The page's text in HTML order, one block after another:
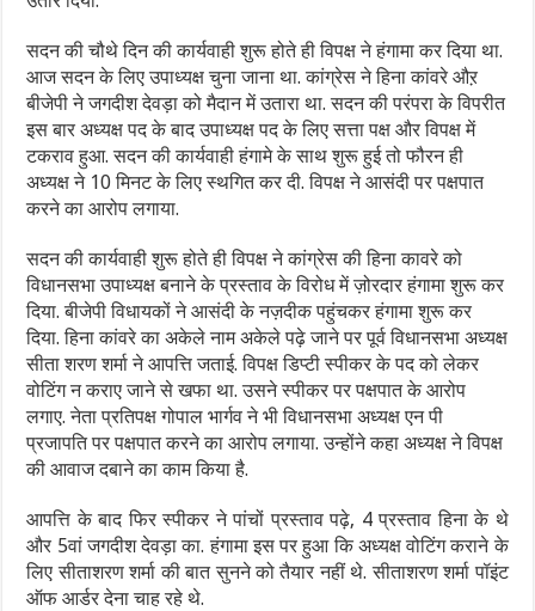
सदन की चौथे दिन की कार्यवाही शुरू होते ही विपक्ष ने हंगामा कर दिया था.
आज सदन के लिए उपाध्यक्ष चुना जाना था. कांग्रेस ने हिना कांवरे औऱ
बीजेपी ने जगदीश देवड़ा को मैदान में उतारा था. सदन की परंपरा के विपरीत
इस बार अध्यक्ष पद के बाद उपाध्यक्ष पद के लिए सत्ता पक्ष और विपक्ष में
टकराव हुआ. सदन की कार्यवाही हंगामे के साथ शुरू हुई तो फौरन ही
अध्यक्ष ने 10 मिनट के लिए स्थगित कर दी. विपक्ष ने आसंदी पर पक्षपात
करने का आरोप लगाया.
सदन की कार्यवाही शुरू होते ही विपक्ष ने कांग्रेस की हिना कावरे को
विधानसभा उपाध्यक्ष बनाने के प्रस्ताव के विरोध में ज़ोरदार हंगामा शुरू कर
दिया. बीजेपी विधायकों ने आसंदी के नज़दीक पहुंचकर हंगामा शुरू कर
दिया. हिना कांवरे का अकेले नाम अकेले पढ़े जाने पर पूर्व विधानसभा अध्यक्ष
सीता शरण शर्मा ने आपत्ति जताई. विपक्ष डिप्टी स्पीकर के पद को लेकर
वोटिंग न कराए जाने से खफा था. उसने स्पीकर पर पक्षपात के आरोप
लगाए. नेता प्रतिपक्ष गोपाल भार्गव ने भी विधानसभा अध्यक्ष एन पी
प्रजापति पर पक्षपात करने का आरोप लगाया. उन्होंने कहा अध्यक्ष ने विपक्ष
की आवाज दबाने का काम किया है.
आपत्ति के बाद फिर स्पीकर ने पांचों प्रस्ताव पढ़े, 4 प्रस्ताव हिना के थे
और 5वां जगदीश देवड़ा का. हंगामा इस पर हुआ कि अध्यक्ष वोटिंग कराने के
लिए सीताशरण शर्मा की बात सुनने को तैयार नहीं थे. सीताशरण शर्मा पॉइंट
ऑफ आर्डर देना चाह रहे थे.